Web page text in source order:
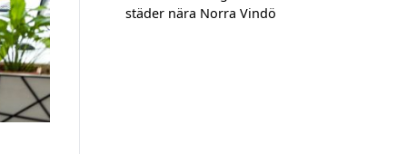
städer nära Norra Vindö